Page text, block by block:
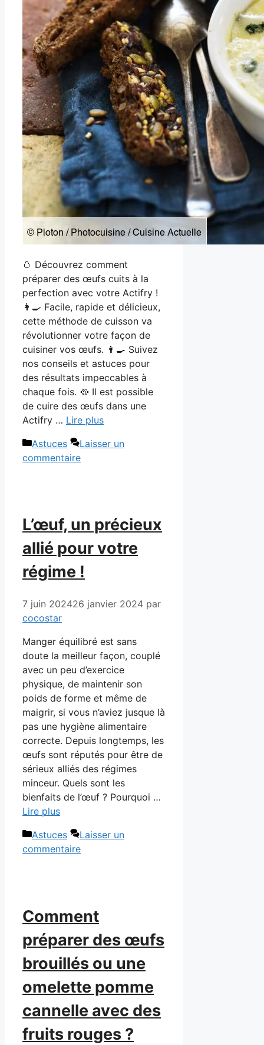
🥚 Découvrez comment
préparer des œufs cuits à la
perfection avec votre Actifry !
👩‍🍳 Facile, rapide et délicieux,
cette méthode de cuisson va
révolutionner votre façon de
cuisiner vos œufs. 👨‍🍳 Suivez
nos conseils et astuces pour
des résultats impeccables à
chaque fois. 🥘 Il est possible
de cuire des œufs dans une
Actifry … Lire plus
Catégories
Astuces
Laisser un
commentaire
L’œuf, un précieux
allié pour votre
régime !
7 juin 202426 janvier 2024 par
cocostar
Manger équilibré est sans
doute la meilleur façon, couplé
avec un peu d’exercice
physique, de maintenir son
poids de forme et même de
maigrir, si vous n’aviez jusque là
pas une hygiène alimentaire
correcte. Depuis longtemps, les
œufs sont réputés pour être de
sérieux alliés des régimes
minceur. Quels sont les
bienfaits de l’œuf ? Pourquoi …
Lire plus
Catégories
Astuces
Laisser un
commentaire
Comment
préparer des œufs
brouillés ou une
omelette pomme
cannelle avec des
fruits rouges ?